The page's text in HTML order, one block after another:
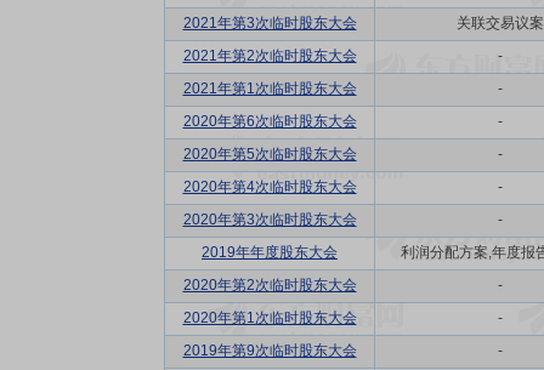
2021年第3次临时股东大会
关联交易议案
2021年第2次临时股东大会
-
2021年第1次临时股东大会
-
2020年第6次临时股东大会
-
2020年第5次临时股东大会
-
2020年第4次临时股东大会
-
2020年第3次临时股东大会
-
2019年年度股东大会
利润分配方案,年度报
2020年第2次临时股东大会
-
2020年第1次临时股东大会
-
2019年第9次临时股东大会
-